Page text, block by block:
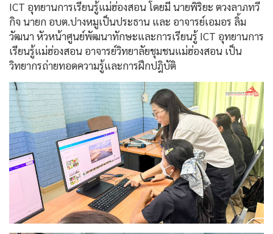
ICT อุทยานการเรียนรู้แม่ฮ่องสอน โดยมี นายพิริยะ ตวงลาภทวี
กิจ นายก อบต.ปางหมูเป็นประธาน และ อาจารย์เอมอร ลิ้ม
วัฒนา หัวหน้าศูนย์พัฒนาทักษะและการเรียนรู้ ICT อุทยานการ
เรียนรู้แม่ฮ่องสอน อาจารย์วิทยาลัยชุมชนแม่ฮ่องสอน เป็น
วิทยากรถ่ายทอดความรู้และการฝึกปฎิบัติ